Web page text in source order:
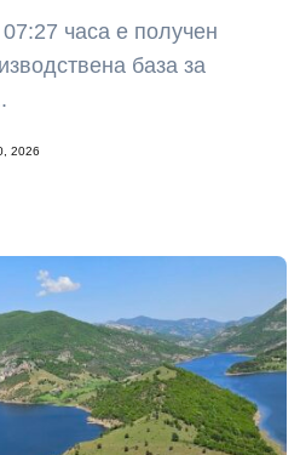
часа е получен
база за
2026